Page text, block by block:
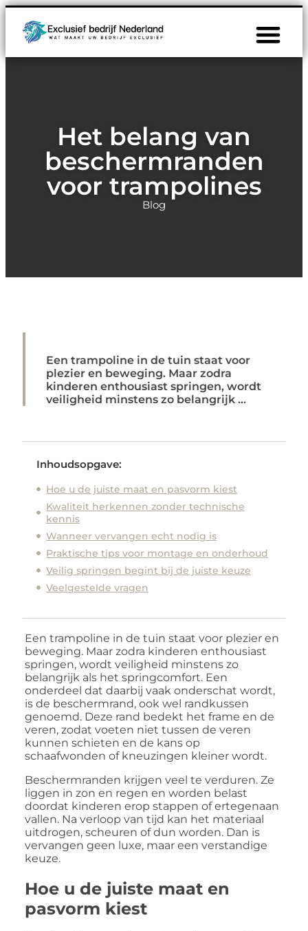
Het belang van
beschermranden
voor trampolines
Blog
Een trampoline in de tuin staat voor
plezier en beweging. Maar zodra
kinderen enthousiast springen, wordt
veiligheid minstens zo belangrijk ...
Inhoudsopgave:
Hoe u de juiste maat en pasvorm kiest
Kwaliteit herkennen zonder technische
kennis
Wanneer vervangen echt nodig is
Praktische tips voor montage en onderhoud
Veilig springen begint bij de juiste keuze
Veelgestelde vragen
Een trampoline in de tuin staat voor plezier en
beweging. Maar zodra kinderen enthousiast
springen, wordt veiligheid minstens zo
belangrijk als het springcomfort. Een
onderdeel dat daarbij vaak onderschat wordt,
is de beschermrand, ook wel randkussen
genoemd. Deze rand bedekt het frame en de
veren, zodat voeten niet tussen de veren
kunnen schieten en de kans op
schaafwonden of kneuzingen kleiner wordt.
Beschermranden krijgen veel te verduren. Ze
liggen in zon en regen en worden belast
doordat kinderen erop stappen of ertegenaan
vallen. Na verloop van tijd kan het materiaal
uitdrogen, scheuren of dun worden. Dan is
vervangen geen luxe, maar een verstandige
keuze.
Hoe u de juiste maat en
pasvorm kiest